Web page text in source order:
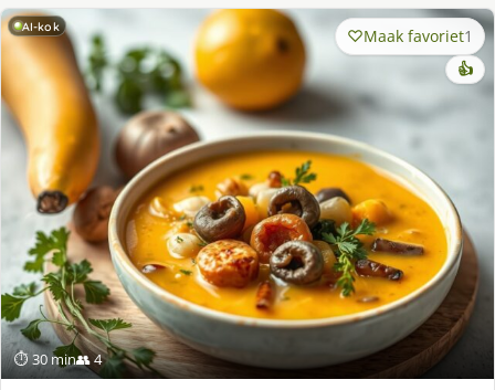
AI-kok
⏱ 30 min👥 4
Maak favoriet1
👍